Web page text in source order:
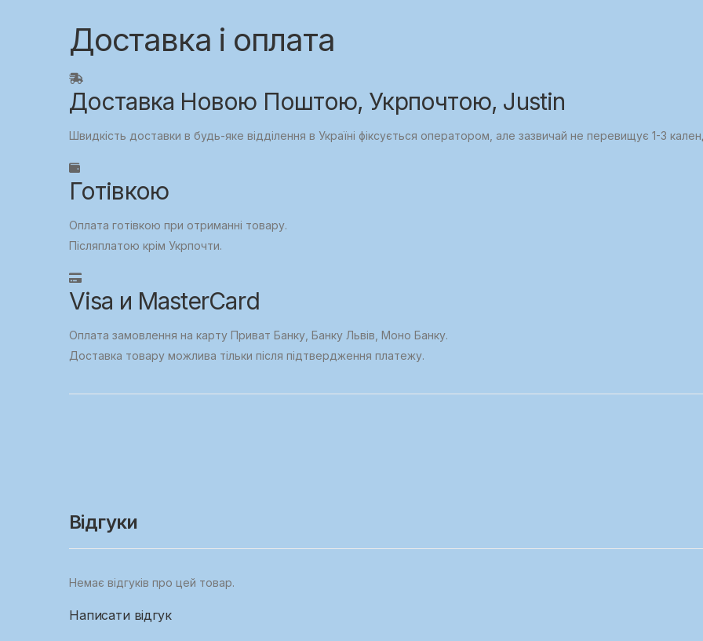
Доставка і оплата
Доставка Новою Поштою, Укрпочтою, Justin
Швидкість доставки в будь-яке відділення в Україні фіксується оператором, але зазвичай не перевищує 1-3
Готівкою
Оплата готівкою при отриманні товару.
Післяплатою крім Укрпочти.
Visa и MasterCard
Оплата замовлення на карту Приват Банку, Банку Львів, Моно Банку.
Доставка товару можлива тільки після підтвердження платежу.
Відгуки
Немає відгуків про цей товар.
Написати відгук